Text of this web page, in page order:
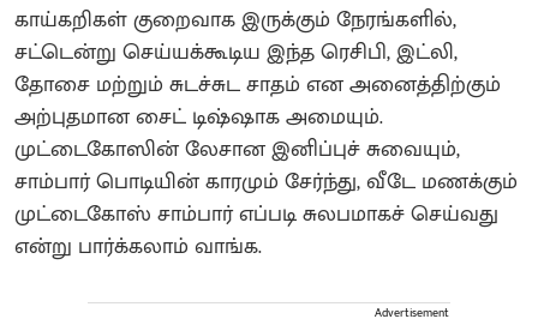
காய்கறிகள் குறைவாக இருக்கும் நேரங்களில்,
சட்டென்று செய்யக்கூடிய இந்த ரெசிபி, இட்லி,
தோசை மற்றும் சுடச்சுட சாதம் என அனைத்திற்கும்
அற்புதமான சைட் டிஷ்ஷாக அமையும்.
முட்டைகோஸின் லேசான இனிப்புச் சுவையும்,
சாம்பார் பொடியின் காரமும் சேர்ந்து, வீடே மணக்கும்
முட்டைகோஸ் சாம்பார் எப்படி சுலபமாகச் செய்வது
என்று பார்க்கலாம் வாங்க.
Advertisement